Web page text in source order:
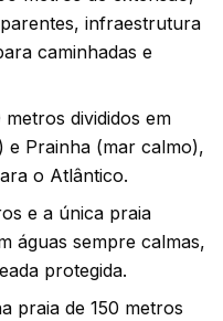
infraestrutura
caminhadas e
metros divididos em
e Prainha (mar calmo),
o Atlântico.
e a única praia
águas sempre calmas,
protegida.
praia de 150 metros